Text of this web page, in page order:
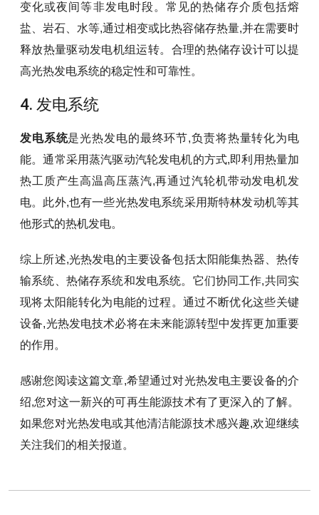
变化或夜间等非发电时段。常见的热储存介质包括熔
盐、岩石、水等,通过相变或比热容储存热量,并在需要时
释放热量驱动发电机组运转。合理的热储存设计可以提
高光热发电系统的稳定性和可靠性。
4. 发电系统
发电系统是光热发电的最终环节,负责将热量转化为电
能。通常采用蒸汽驱动汽轮发电机的方式,即利用热量加
热工质产生高温高压蒸汽,再通过汽轮机带动发电机发
电。此外,也有一些光热发电系统采用斯特林发动机等其
他形式的热机发电。
综上所述,光热发电的主要设备包括太阳能集热器、热传
输系统、热储存系统和发电系统。它们协同工作,共同实
现将太阳能转化为电能的过程。通过不断优化这些关键
设备,光热发电技术必将在未来能源转型中发挥更加重要
的作用。
感谢您阅读这篇文章,希望通过对光热发电主要设备的介
绍,您对这一新兴的可再生能源技术有了更深入的了解。
如果您对光热发电或其他清洁能源技术感兴趣,欢迎继续
关注我们的相关报道。